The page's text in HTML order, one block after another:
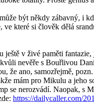
být někdy zábavný, i
ve které si člověk dělá
ještě v živé paměti
nevěře s Bouřlivou
že ano, samozřejmě,
mám pro Mikulu a jeho
se nerozvádí. Naopak, s
https://dailycaller.com/